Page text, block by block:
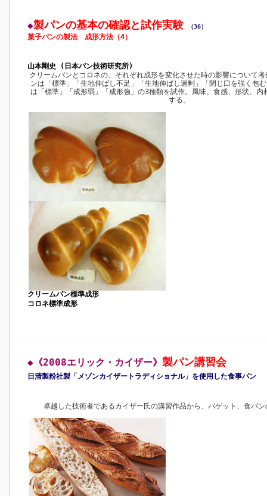
◆製パンの基本の確認と試作実験 （36）
菓子パンの製法 成形方法（4）
山本剛史 (日本パン技術研究所)
クリームパンとコロネの、それぞれ成形を変化させた時の影響について
ンは「標準」「生地伸ばし不足」「生地伸ばし過剰」「閉じ口を強く包
は「標準」「成形弱」「成形強」の3種類を試作。風味、食感、形状、内
する。
クリームパン標準成形
コロネ標準成形
◆《2008エリック・カイザー》 製パン講習会
日清製粉社製「メゾンカイザートラディショナル」を使用した食事パン
卓越した技術者であるカイザー氏の講習作品から、バゲット、食パ